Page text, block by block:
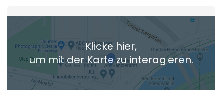
Heimatadresse oder Wunschort
+ Aktuellen Standort hinzufügen
Die berechneten Anreisezeiten basieren auf den
Verkehrsdaten eines typischen Dienstag morgens um 8:30.
Klicke hier,
um mit der Karte zu interagieren.